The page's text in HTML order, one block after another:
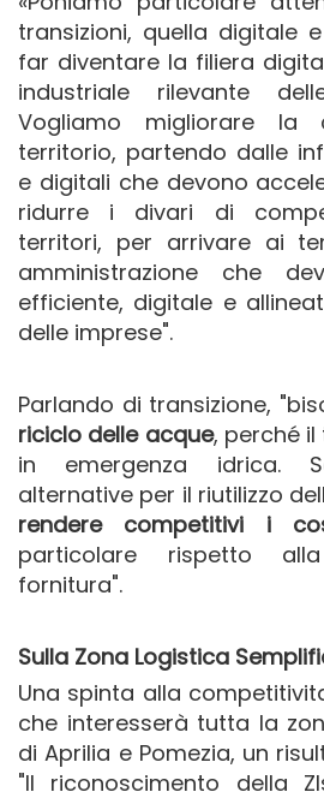
transizioni, quella digitale
far diventare la filiera
industriale rilevante
Vogliamo migliorare la
territorio, partendo dalle
e digitali che devono
ridurre i divari di
territori, per arrivare ai
amministrazione che
efficiente, digitale e
delle imprese".
Parlando di transizione,
riciclo delle acque, perché
in emergenza idrica.
alternative per il riutilizzo
rendere competitivi i
particolare rispetto
fornitura".
Sulla Zona Logistica
Una spinta alla
che interesserà tutta la
di Aprilia e Pomezia, un
"Il riconoscimento della